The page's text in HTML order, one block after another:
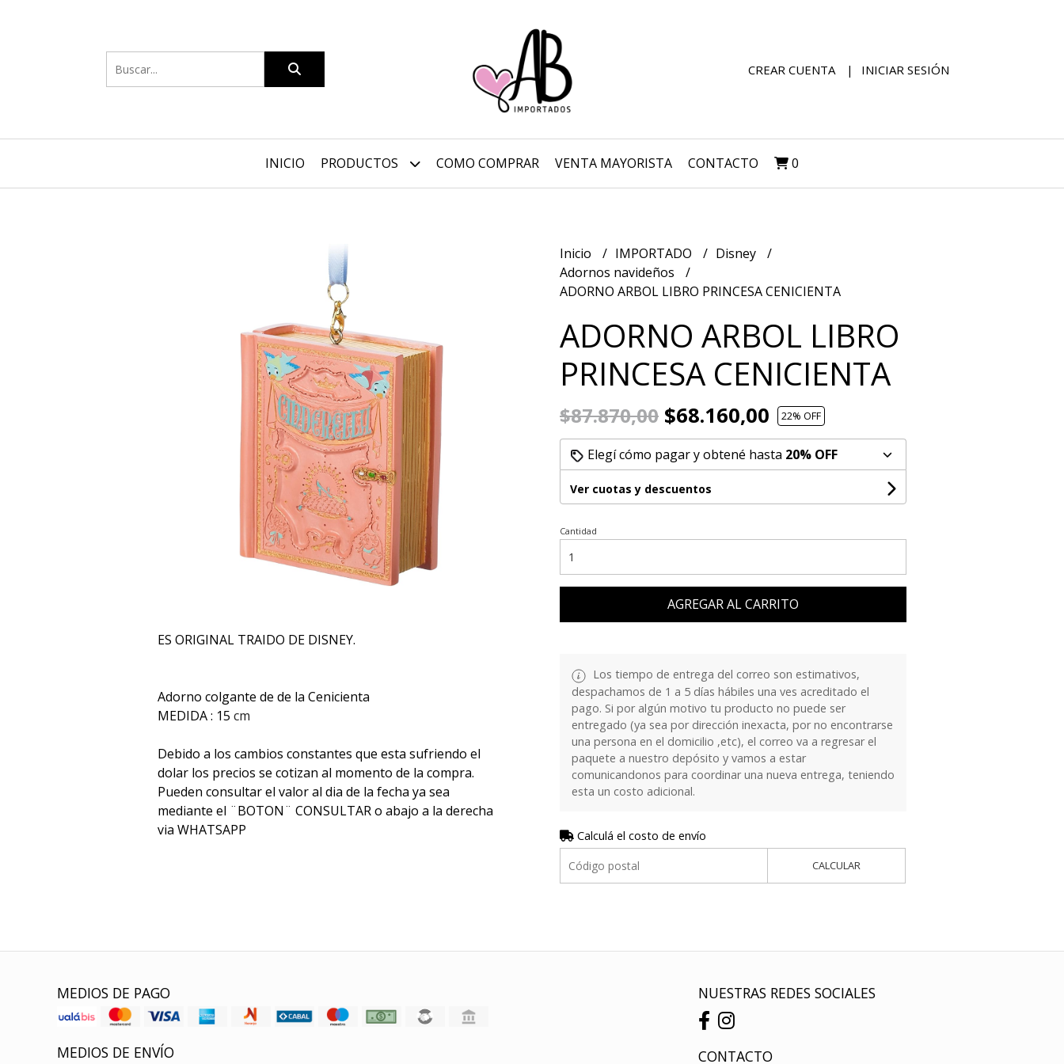
CREAR CUENTA INICIAR SESIÓN
INICIO PRODUCTOS COMO COMPRAR VENTA MAYORISTA CONTACTO 0
ES ORIGINAL TRAIDO DE DISNEY.
Adorno colgante de de la Cenicienta
MEDIDA : 15 cm
Debido a los cambios constantes que esta sufriendo el
dolar los precios se cotizan al momento de la compra.
Pueden consultar el valor al dia de la fecha ya sea
mediante el ¨BOTON¨ CONSULTAR o abajo a la derecha
via WHATSAPP
Inicio IMPORTADO
Disney
Adornos navideños
ADORNO ARBOL LIBRO PRINCESA CENICIENTA
ADORNO ARBOL LIBRO
PRINCESA CENICIENTA
$87.870,00 $68.160,00 22% OFF
Elegí cómo pagar y obtené hasta 20% OFF
Ver cuotas y descuentos
Cantidad
AGREGAR AL CARRITO
Los tiempo de entrega del correo son estimativos,
despachamos de 1 a 5 días hábiles una ves acreditado el
pago. Si por algún motivo tu producto no puede ser
entregado (ya sea por dirección inexacta, por no encontrarse
una persona en el domicilio ,etc), el correo va a regresar el
paquete a nuestro depósito y vamos a estar
comunicandonos para coordinar una nueva entrega, teniendo
esta un costo adicional.
Calculá el costo de envío
CALCULAR
MEDIOS DE PAGO
MEDIOS DE ENVÍO
NUESTRAS REDES SOCIALES
CONTACTO